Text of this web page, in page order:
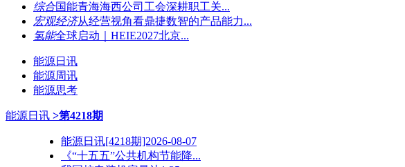
综合国能青海海西公司工会深耕职工关...
宏观经济从经营视角看鼎捷数智的产品能力...
氢能全球启动｜HEIE2027北京...
能源日讯
能源周讯
能源思考
能源日讯 >第4218期
能源日讯[4218期]2026-08-07
《“十五五”公共机构节能降...